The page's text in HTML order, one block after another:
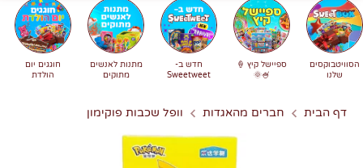
הסוויטבוקסים
שלנו
ספיישל קיץ 🍦
🍧🌞
חדש ב-
Sweetweet
מתנות לאנשים
מתוקים
חוגגים יום
הולדת
דף הבית חברים מהאגדות וופל שכבות פוקימון